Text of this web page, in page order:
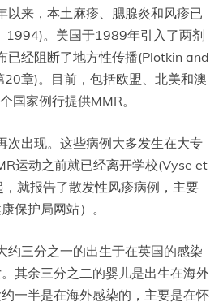
来，本土麻疹、腮腺炎和风疹已
1994)。美国于1989年引入了两剂
已经阻断了地方性传播(Plotkin and
章)。目前，包括欧盟、北美和澳
国家例行提供MMR。
次出现。这些病例大多发生在大专
运动之前就已经离开学校(Vyse et
就报告了散发性风疹病例，主要
保护局网站）。
约三分之一的出生于在英国的感染
其余三分之二的婴儿是出生在海外
一半是在海外感染的，主要是在怀